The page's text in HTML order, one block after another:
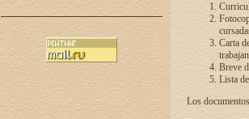
Carta
Breve
Lista
Los